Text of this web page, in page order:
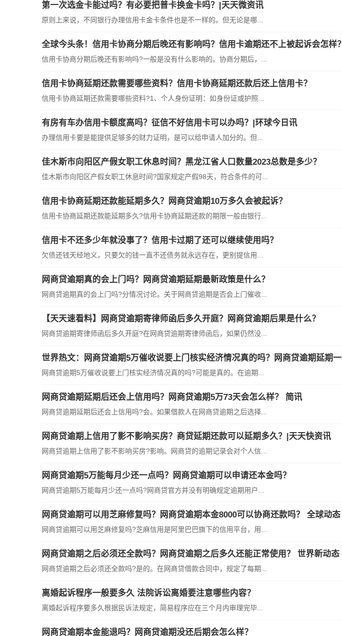
第一次选金卡能过吗？有必要把普卡换金卡吗？|天天微资讯
原则上来说，不同银行办理信用卡金卡条件也是不一样的。但无论是哪...
全球今头条！信用卡协商分期后晚还有影响吗？信用卡逾期还不上被起诉会怎样？
信用卡协商分期后晚还有影响吗?一般是没有什么影响的。协商分期后，...
信用卡协商延期还款需要哪些资料？信用卡协商延期还款后还上信用卡？
信用卡协商延期还款需要哪些资料?1、个人身份证明：如身份证或护照...
有房有车办信用卡额度高吗？征信不好信用卡可以办吗？|环球今日讯
办理信用卡要是能提供足够多的财力证明，是可以给申请人加分的。但...
佳木斯市向阳区产假女职工休息时间？黑龙江省人口数量2023总数是多少？
佳木斯市向阳区产假女职工休息时间?国家规定产假98天，符合条件的可...
信用卡协商延期还款能延期多久？网商贷逾期10万多久会被起诉？
信用卡协商延期还款能延期多久?信用卡协商延期还款的期限一般由银行...
信用卡不还多少年就没事了？信用卡过期了还可以继续使用吗？
欠债还钱天经地义，只要欠的钱一直不还债务就永远存在，更别提信用...
网商贷逾期真的会上门吗？网商贷逾期延期最新政策是什么？
网商贷逾期真的会上门吗?分情况讨论。关于网商贷逾期是否会上门催收...
【天天速看料】网商贷逾期寄律师函后多久开庭？网商贷逾期后果是什么？
网商贷逾期寄律师函后多久开庭?在网商贷逾期寄律师函后，如果仍然没...
网商贷逾期5万催收说要上门核实经济情况真的吗?可能是真的。在逾期...
网商贷逾期延期后还会上信用吗？网商贷逾期5万73天会怎么样？ 简讯
网商贷逾期延期后还会上信用吗?会。如果借款人在网商贷逾期之后选择...
网商贷逾期上信用了影不影响买房？商贷延期还款可以延期多久？|天天快资讯
网商贷逾期上信用了影不影响买房?影响。网商贷的逾期记录会对个人信...
网商贷逾期5万能每月少还一点吗？网商贷逾期可以申请还本金吗？
网商贷逾期5万能每月少还一点吗?网商贷官方并没有明确规定逾期用户...
网商贷逾期可以用芝麻修复吗？网商贷逾期本金8000可以协商还款吗？ 全球动态
网商贷逾期可以用芝麻修复吗?芝麻信用是阿里巴巴旗下的信用平台，用...
网商贷逾期之后必须还全款吗？网商贷逾期之后多久还能正常使用？ 世界新动态
网商贷逾期之后必须还全款吗?是的。在网商贷借款合同中，规定了每期...
离婚起诉程序一般要多久 法院诉讼离婚要注意哪些内容？
离婚起诉程序要多久根据民诉法规定，简易程序应在三个月内审理完毕...
网商贷逾期本金能退吗？网商贷逾期没还后期会怎么样？